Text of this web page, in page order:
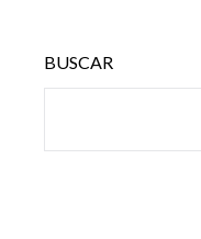
BUSCAR